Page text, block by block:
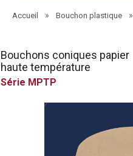
Accueil » Bouchon plastique »
Bouchons coniques papier
haute température
MPTP